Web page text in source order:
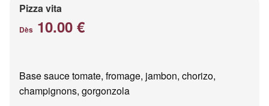
Pizza vita
Dès 10.00 €
Base sauce tomate, fromage, jambon, chorizo,
champignons, gorgonzola